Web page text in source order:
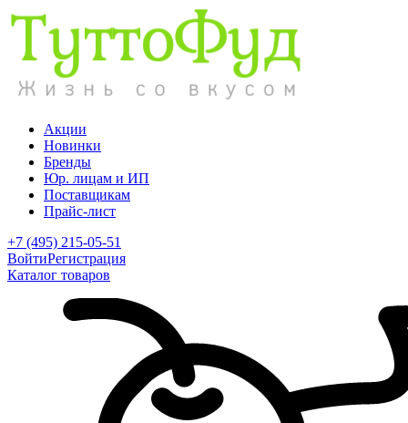
Акции
Новинки
Бренды
Юр. лицам и ИП
Поставщикам
Прайс-лист
+7 (495) 215-05-51
ВойтиРегистрация
Каталог товаров